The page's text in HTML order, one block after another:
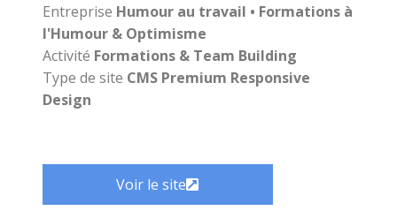
Entreprise Humour au travail • Formations à
l'Humour & Optimisme
Activité Formations & Team Building
Type de site CMS Premium Responsive
Design
Voir le site